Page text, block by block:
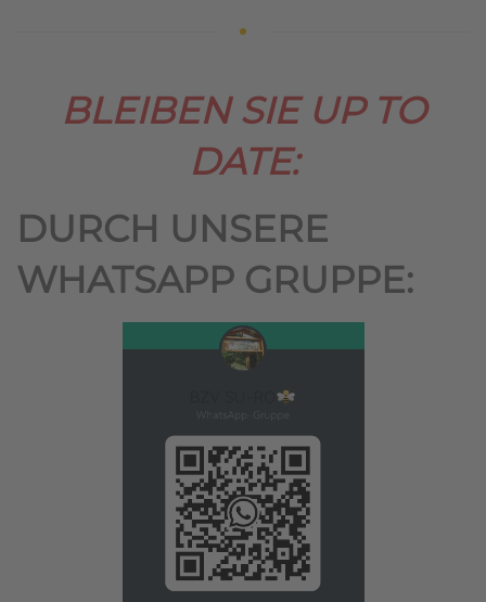
BLEIBEN SIE UP TO
DATE:
DURCH UNSERE
WHATSAPP GRUPPE: